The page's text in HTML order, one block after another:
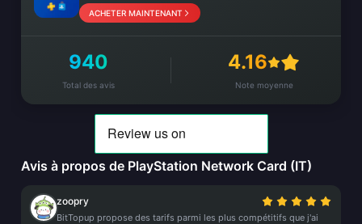
ACHETER MAINTENANT
940
Total des avis
4.16
Note moyenne
Avis à propos de PlayStation Network Card (IT)
zoopry
BitTopup propose des tarifs parmi les plus compétitifs que j'ai